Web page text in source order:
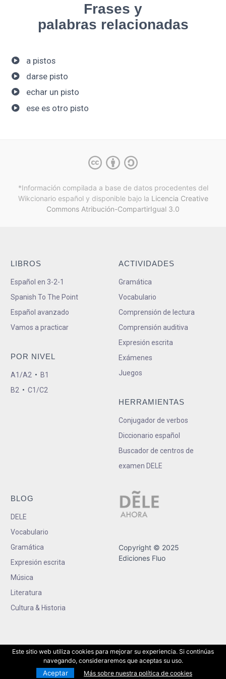
Frases y
palabras relacionadas
a pistos
darse pisto
echar un pisto
ese es otro pisto
*Información compilada a base de datos procedentes del
Wikcionario español y disponible bajo la Licencia Creative
Commons Atribución-CompartirIgual 3.0
LIBROS
Español en 3-2-1
Spanish To The Point
Español avanzado
Vamos a practicar
POR NIVEL
A1/A2 • B1
B2 • C1/C2
ACTIVIDADES
Gramática
Vocabulario
Comprensión de lectura
Comprensión auditiva
Expresión escrita
Exámenes
Juegos
HERRAMIENTAS
Conjugador de verbos
Diccionario español
Buscador de centros de
examen DELE
BLOG
DELE
Vocabulario
Gramática
Expresión escrita
Música
Literatura
Cultura & Historia
Copyright © 2025
Ediciones Fluo
Este sitio web utiliza cookies para mejorar su experiencia. Si continúas
navegando, consideraremos que aceptas su uso.
Aceptar Más sobre nuestra política de cookies